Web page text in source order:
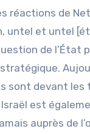
réactions de
untel et untel
de l’État
sont devant les
est
auprès de